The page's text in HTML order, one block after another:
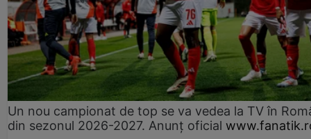
Un nou campionat de top se va vedea la TV în
din sezonul 2026-2027. Anunț oficial